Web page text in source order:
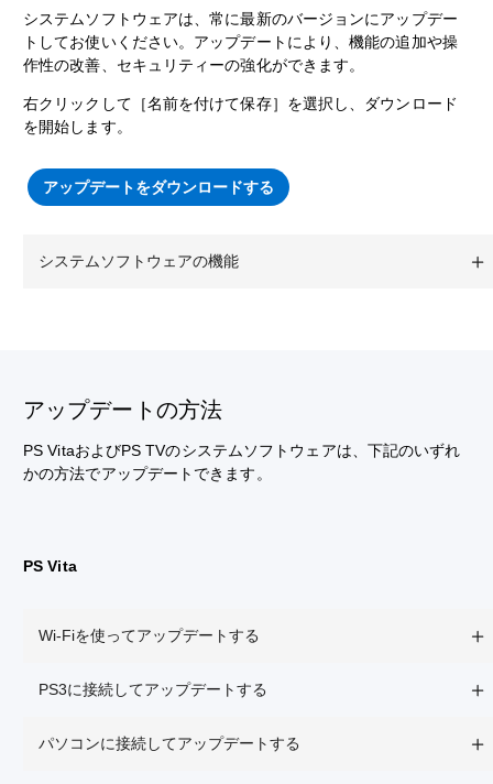
システムソフトウェアは、常に最新のバージョンにアップデー
トしてお使いください。アップデートにより、機能の追加や操
作性の改善、セキュリティーの強化ができます。
右クリックして［名前を付けて保存］を選択し、ダウンロード
を開始します。
アップデートをダウンロードする
システムソフトウェアの機能
アップデートの方法
PS VitaおよびPS TVのシステムソフトウェアは、下記のいずれ
かの方法でアップデートできます。
PS Vita
Wi-Fiを使ってアップデートする
PS3に接続してアップデートする
パソコンに接続してアップデートする